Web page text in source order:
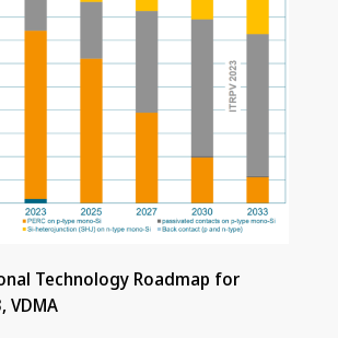
Technology Roadmap for
VDMA